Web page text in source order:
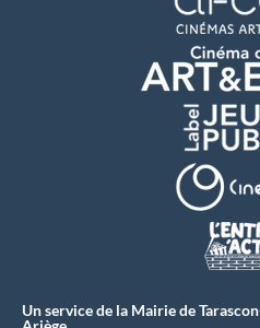
Un service de la Mairie de